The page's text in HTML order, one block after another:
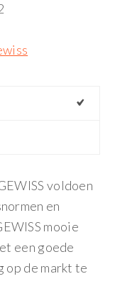
voldoen
en
mooie
een goede
de markt te